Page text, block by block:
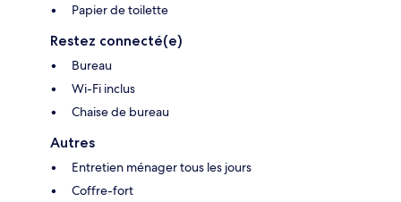
Papier de toilette
Restez connecté(e)
Bureau
Wi-Fi inclus
Chaise de bureau
Autres
Entretien ménager tous les jours
Coffre-fort